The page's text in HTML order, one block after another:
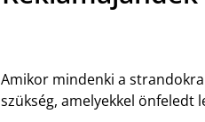
Amikor mindenki a
szükség, amelyekkel önfeledt